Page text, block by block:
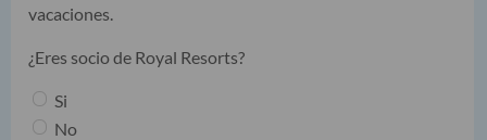
vacaciones.
¿Eres socio de Royal Resorts?
Si
No